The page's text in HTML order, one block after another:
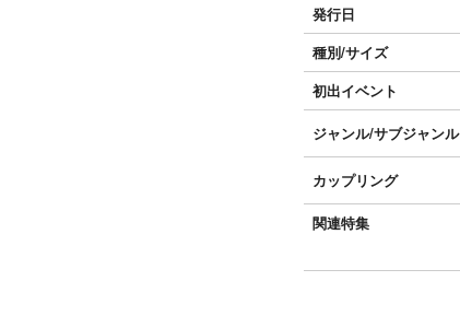
発行日
種別/サイズ
初出イベント
ジャンル/サブジャンル
カップリング
関連特集